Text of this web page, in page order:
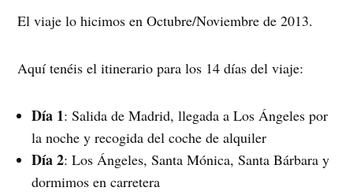
El viaje lo hicimos en Octubre/Noviembre de 2013.
Aquí tenéis el itinerario para los 14 días del viaje:
Día 1: Salida de Madrid, llegada a Los Ángeles por
la noche y recogida del coche de alquiler
Día 2: Los Ángeles, Santa Mónica, Santa Bárbara y
dormimos en carretera